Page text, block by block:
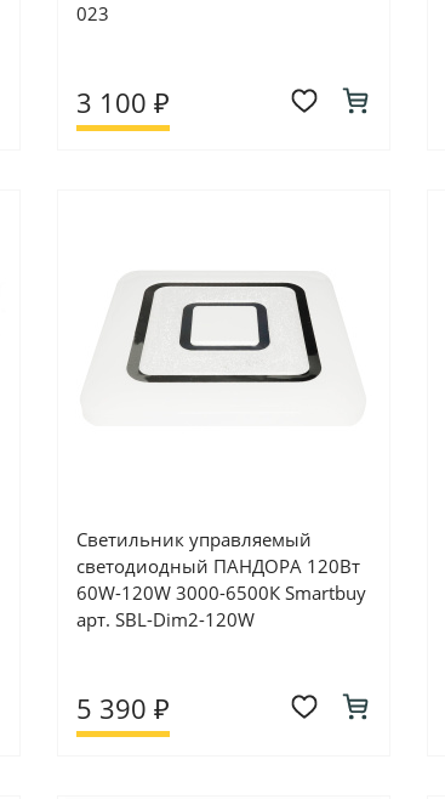
023
3 100 ₽
Светильник управляемый
светодиодный ПАНДОРА 120Вт
60W-120W 3000-6500К Smartbuy
арт. SBL-Dim2-120W
5 390 ₽